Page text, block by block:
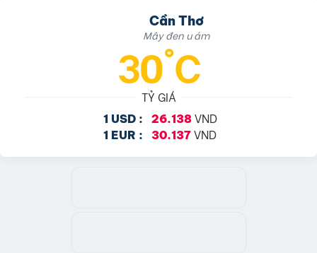
Cần Thơ
Mây đen u ám
30°C
TỶ GIÁ
1 USD : 26.138VND
1 EUR : 30.137 VND